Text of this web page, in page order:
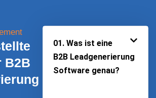
B2B
01. Was ist eine
B2B Leadgenerierung
Software genau?